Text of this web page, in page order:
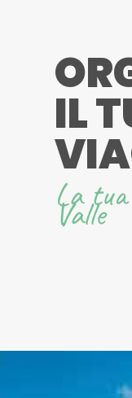
IL
La
Valle